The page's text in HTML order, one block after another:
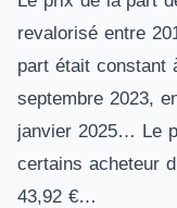
revalorisé entre
part était constant
septembre 2023,
janvier 2025… Le
certains acheteur
43,92 €…